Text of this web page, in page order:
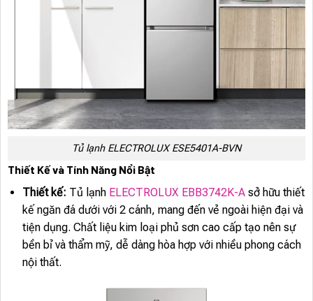
Tủ lạnh ELECTROLUX ESE5401A-BVN
Thiết Kế và Tính Năng Nổi Bật
Thiết kế: Tủ lạnh ELECTROLUX EBB3742K-Asở hữu thiết
kế ngăn đá dưới với 2 cánh, mang đến vẻ ngoài hiện đại và
tiện dụng. Chất liệu kim loại phủ sơn cao cấp tạo nên sự
bền bỉ và thẩm mỹ, dễ dàng hòa hợp với nhiều phong cách
nội thất.